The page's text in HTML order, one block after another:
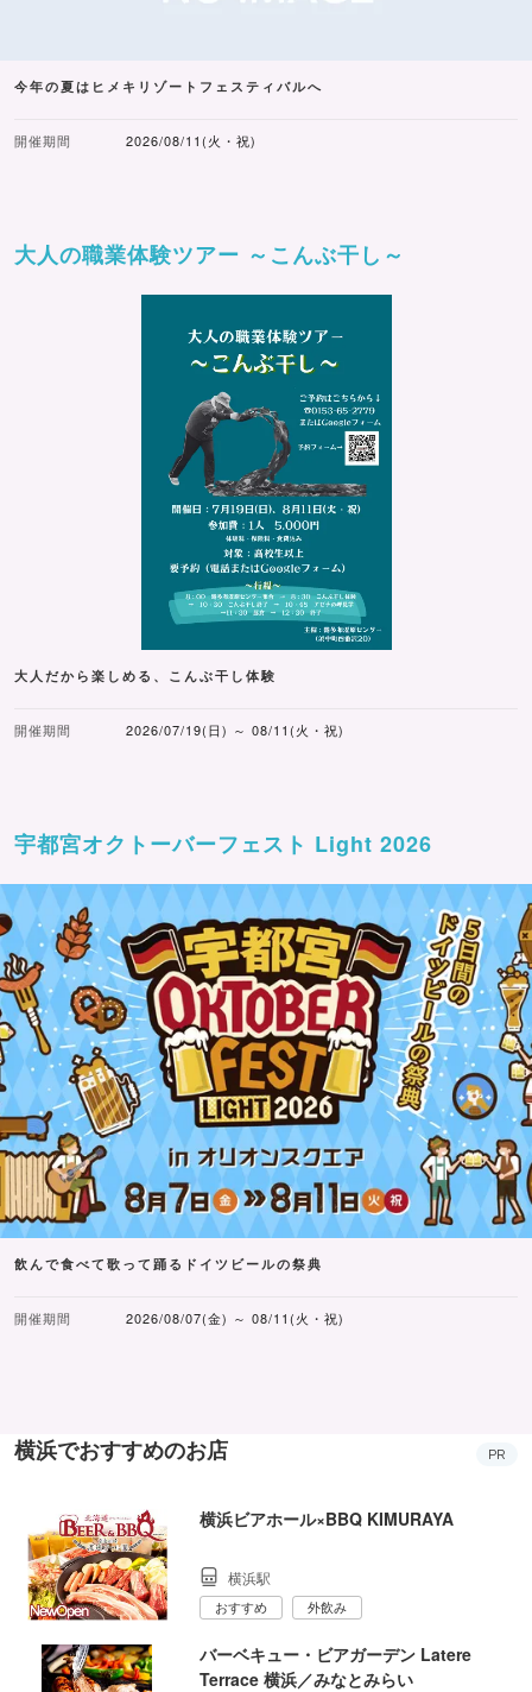
今年の夏はヒメキリゾートフェスティバルへ
開催期間 2026/08/11(火・祝)
大人の職業体験ツアー ～こんぶ干し～
大人だから楽しめる、こんぶ干し体験
開催期間 2026/07/19(日) ～ 08/11(火・祝)
宇都宮オクトーバーフェスト Light 2026
飲んで食べて歌って踊るドイツビールの祭典
開催期間 2026/08/07(金) ～ 08/11(火・祝)
横浜でおすすめのお店 PR
横浜ビアホール×BBQ KIMURAYA
横浜駅
おすすめ 外飲み
バーベキュー・ビアガーデン Latere
Terrace 横浜／みなとみらい